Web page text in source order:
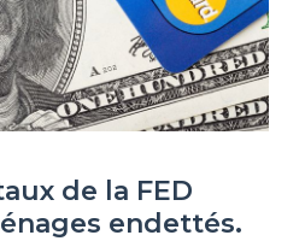
de la FED
endettés.